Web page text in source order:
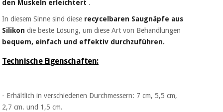
den Muskeln erleichtert .
In diesem Sinne sind diese recycelbaren Saugnäpfe aus
Silikon die beste Lösung, um diese Art von Behandlungen
bequem, einfach und effektiv durchzuführen.
Technische Eigenschaften:
- Erhältlich in verschiedenen Durchmessern: 7 cm, 5,5 cm,
2,7 cm. und 1,5 cm.